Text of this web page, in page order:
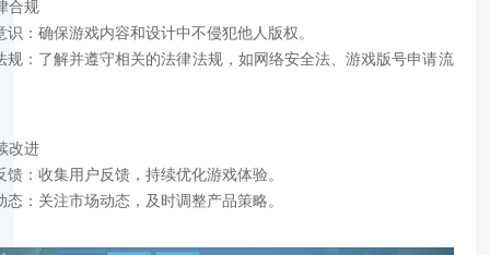
合规
识：确保游戏内容和设计中不侵犯他人版权。
规：了解并遵守相关的法律法规，如网络安全法、游戏版号申请流
改进
馈：收集用户反馈，持续优化游戏体验。
态：关注市场动态，及时调整产品策略。